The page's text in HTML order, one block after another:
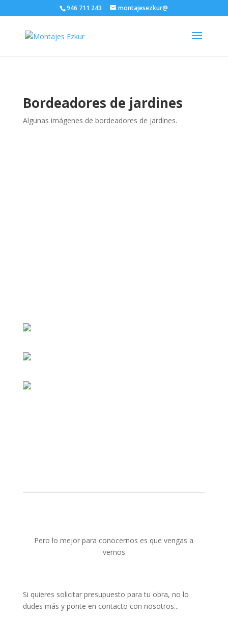
946 711 243 montajesezkur@
Bordeadores de jardines
Algunas imágenes de bordeadores de jardines.
Pero lo mejor para conocernos es que vengas a
vernos
Si quieres solicitar presupuesto para tu obra, no lo
dudes más y ponte en contacto con nosotros...